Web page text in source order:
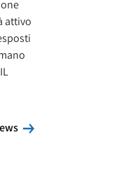
attivo
Leggi la news